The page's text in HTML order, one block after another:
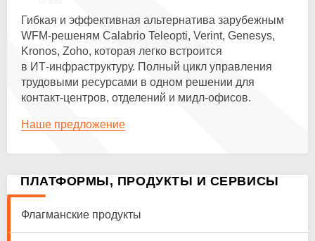
Гибкая и эффективная альтернатива зарубежным
WFM-решеням Calabrio Teleopti, Verint, Genesys,
Kronos, Zoho, которая легко встроится
в ИТ-инфраструктуру. Полный цикл управления
трудовыми ресурсами в одном решении для
контакт-центров, отделений и мидл-офисов.
Наше предложение
ПЛАТФОРМЫ, ПРОДУКТЫ И СЕРВИСЫ
Флагманские продукты